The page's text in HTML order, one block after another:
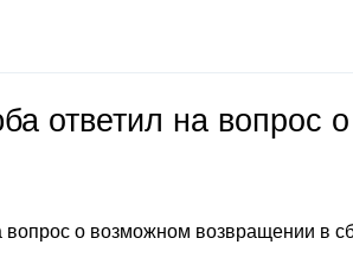
ответил на вопрос о
о возможном возвращении в